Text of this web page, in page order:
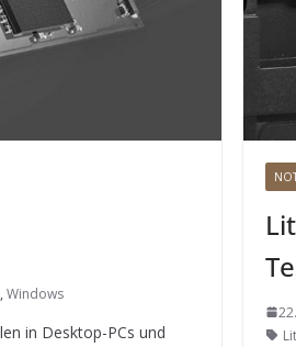
, Windows
in Desktop-PCs und